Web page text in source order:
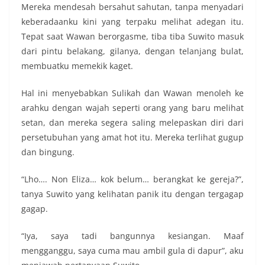
Mereka mendesah bersahut sahutan, tanpa menyadari
keberadaanku kini yang terpaku melihat adegan itu.
Tepat saat Wawan berorgasme, tiba tiba Suwito masuk
dari pintu belakang, gilanya, dengan telanjang bulat,
membuatku memekik kaget.
Hal ini menyebabkan Sulikah dan Wawan menoleh ke
arahku dengan wajah seperti orang yang baru melihat
setan, dan mereka segera saling melepaskan diri dari
persetubuhan yang amat hot itu. Mereka terlihat gugup
dan bingung.
“Lho…. Non Eliza… kok belum… berangkat ke gereja?”,
tanya Suwito yang kelihatan panik itu dengan tergagap
gagap.
“Iya, saya tadi bangunnya kesiangan. Maaf
mengganggu, saya cuma mau ambil gula di dapur”, aku